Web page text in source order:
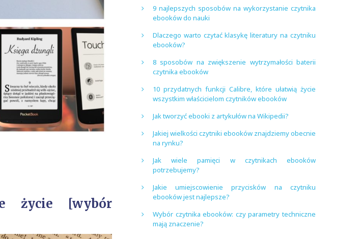
życie [wybór
9 najlepszych sposobów na wykorzystanie czytnika
ebooków do nauki
Dlaczego warto czytać klasykę literatury na czytniku
ebooków?
8 sposobów na zwiększenie wytrzymałości baterii
czytnika ebooków
10 przydatnych funkcji Calibre, które ułatwią życie
wszystkim właścicielom czytników ebooków
Jak tworzyć ebooki z artykułów na Wikipedii?
Jakiej wielkości czytniki ebooków znajdziemy obecnie
na rynku?
Jak wiele pamięci w czytnikach ebooków
potrzebujemy?
Jakie umiejscowienie przycisków na czytniku
ebooków jest najlepsze?
Wybór czytnika ebooków: czy parametry techniczne
mają znaczenie?